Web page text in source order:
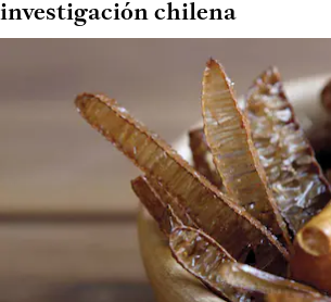
investigación chilena